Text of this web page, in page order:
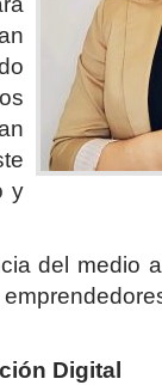
y
del medio
Digital